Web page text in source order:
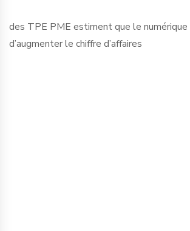
des TPE PME estiment que le
d’augmenter le chiffre d’affaires